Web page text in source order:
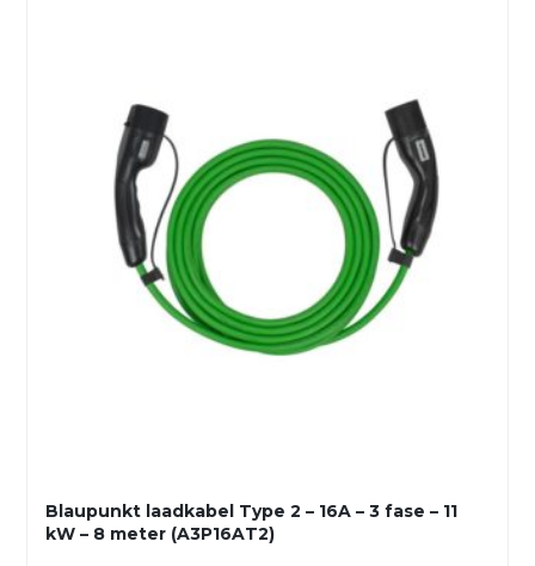
Blaupunkt laadkabel Type 2 – 16A – 3 fase – 11
kW – 8 meter (A3P16AT2)